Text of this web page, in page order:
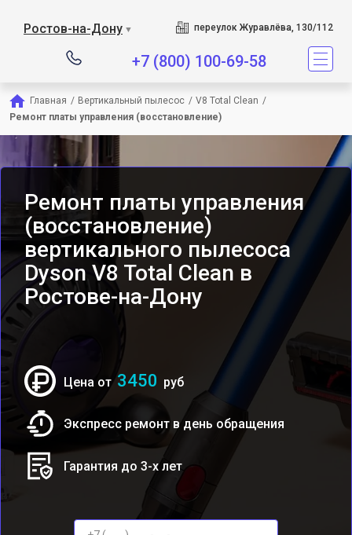
Ростов-на-Дону ▼ переулок Журавлёва, 130/112
+7 (800) 100-69-58
Главная / Вертикальный пылесос / V8 Total Clean /
Ремонт платы управления (восстановление)
Ремонт платы управления
(восстановление)
вертикального пылесоса
Dyson V8 Total Clean в
Ростове-на-Дону
Цена от 3450 руб
Экспресс ремонт в день обращения
Гарантия до 3-х лет